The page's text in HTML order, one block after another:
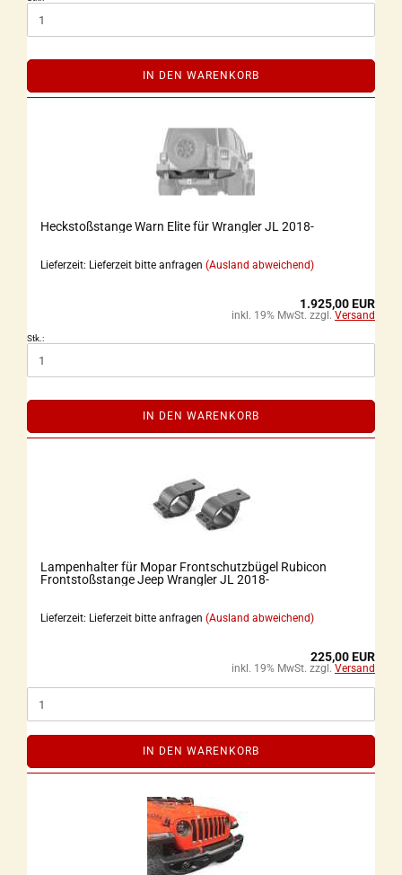
IN DEN WARENKORB
Heckstoßstange Warn Elite für Wrangler JL 2018-
Lieferzeit: Lieferzeit bitte anfragen (Ausland abweichend)
1.925,00 EUR
inkl. 19% MwSt. zzgl. Versand
Stk.:
IN DEN WARENKORB
Lampenhalter für Mopar Frontschutzbügel Rubicon
Frontstoßstange Jeep Wrangler JL 2018-
Lieferzeit: Lieferzeit bitte anfragen (Ausland abweichend)
225,00 EUR
inkl. 19% MwSt. zzgl. Versand
IN DEN WARENKORB